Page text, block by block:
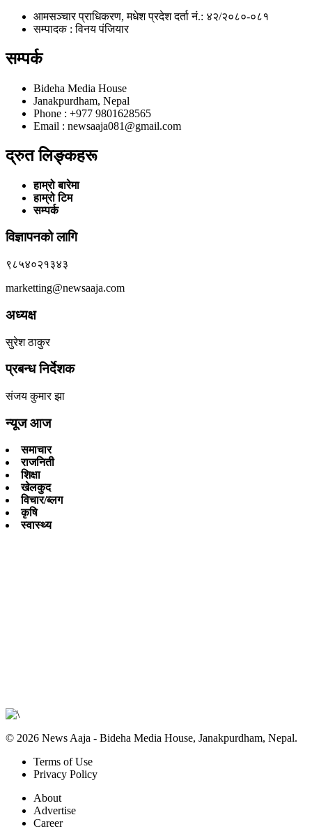
आमसञ्चार प्राधिकरण, मधेश प्रदेश दर्ता नं.: ४२/२०८०-०८१
सम्पादक : विनय पंजियार
सम्पर्क
Bideha Media House
Janakpurdham, Nepal
Phone : +977 9801628565
Email : newsaaja081@gmail.com
द्रुत लिङ्कहरू
हाम्रो बारेमा
हाम्रो टिम
सम्पर्क
विज्ञापनको लागि
९८५४०२१३४३
marketting@newsaaja.com
अध्यक्ष
सुरेश ठाकुर
प्रबन्ध निर्देशक
संजय कुमार झा
न्यूज आज
समाचार
राजनिती
शिक्षा
खेलकुद
विचार/ब्लग
कृषि
स्वास्थ्य
© 2026 News Aaja - Bideha Media House, Janakpurdham, Nepal.
Terms of Use
Privacy Policy
About
Advertise
Career